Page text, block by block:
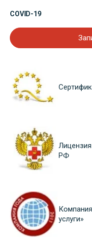
COVID-19
РФ
услуги»